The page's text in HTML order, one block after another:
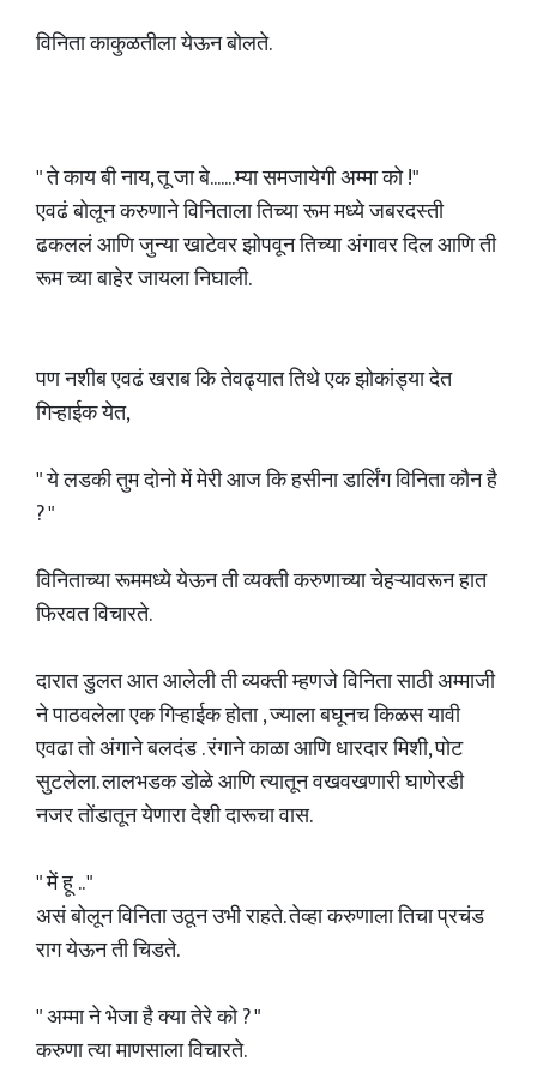
विनिता काकुळतीला येऊन बोलते.
" ते काय बी नाय, तू जा बे.......म्या समजायेगी अम्मा को !"
एवढं बोलून करुणाने विनिताला तिच्या रूम मध्ये जबरदस्ती
ढकललं आणि जुन्या खाटेवर झोपवून तिच्या अंगावर दिल आणि ती
रूम च्या बाहेर जायला निघाली.
पण नशीब एवढं खराब कि तेवढ्यात तिथे एक झोकांड्या देत
गिऱ्हाईक येत,
" ये लडकी तुम दोनो में मेरी आज कि हसीना डार्लिंग विनिता कौन है
? "
विनिताच्या रूममध्ये येऊन ती व्यक्ती करुणाच्या चेहऱ्यावरून हात
फिरवत विचारते.
दारात डुलत आत आलेली ती व्यक्ती म्हणजे विनिता साठी अम्माजी
ने पाठवलेला एक गिऱ्हाईक होता , ज्याला बघूनच किळस यावी
एवढा तो अंगाने बलदंड . रंगाने काळा आणि धारदार मिशी, पोट
सुटलेला. लालभडक डोळे आणि त्यातून वखवखणारी घाणेरडी
नजर तोंडातून येणारा देशी दारूचा वास.
" में हू .. "
असं बोलून विनिता उठून उभी राहते. तेव्हा करुणाला तिचा प्रचंड
राग येऊन ती चिडते.
" अम्मा ने भेजा है क्या तेरे को ? "
करुणा त्या माणसाला विचारते.